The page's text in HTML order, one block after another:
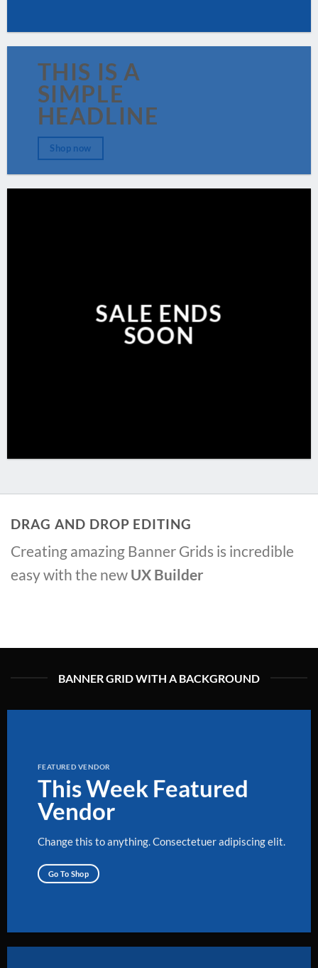
THIS IS A
SIMPLE
HEADLINE
Shop now
SALE ENDS
SOON
DRAG AND DROP EDITING
Creating amazing Banner Grids is incredible
easy with the new UX Builder
BANNER GRID WITH A BACKGROUND
FEATURED VENDOR
This Week Featured
Vendor
Change this to anything. Consectetuer adipiscing elit.
Go To Shop